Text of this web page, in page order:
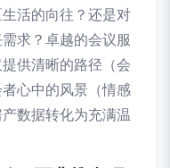
活的向往？还是对
求？卓越的会议服
供清晰的路径（会
心中的风景（情感
数据转化为充满温